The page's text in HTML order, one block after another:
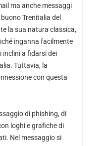
ma anche messaggi
Trenitalia del
la sua natura classica,
inganna facilmente
inclini a fidarsi dei
Tuttavia, la
con questa
di phishing, di
loghi e grafiche di
Nel messaggio si